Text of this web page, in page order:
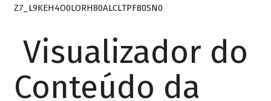
Z7_L9KEH4O0LORH80ALCLTPF80SN0
Visualizador do
Conteúdo da